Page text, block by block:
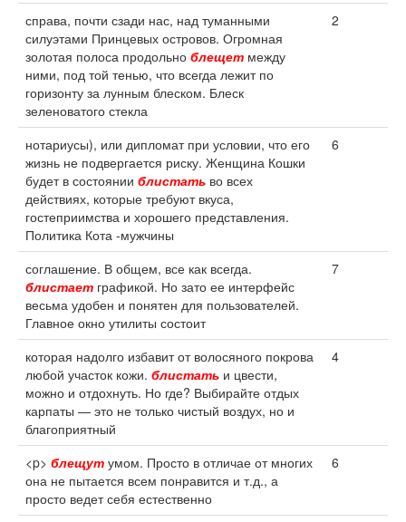
справа, почти сзади нас, над туманными
силуэтами Принцевых островов. Огромная
золотая полоса продольно блещет между
ними, под той тенью, что всегда лежит по
горизонту за лунным блеском. Блеск
зеленоватого стекла
2
нотариусы), или дипломат при условии, что его
жизнь не подвергается риску. Женщина Кошки
будет в состоянии блистать во всех
действиях, которые требуют вкуса,
гостеприимства и хорошего представления.
Политика Кота -мужчины
6
соглашение. В общем, все как всегда.
блистает графикой. Но зато ее интерфейс
весьма удобен и понятен для пользователей.
Главное окно утилиты состоит
7
которая надолго избавит от волосяного покрова
любой участок кожи. блистать и цвести,
можно и отдохнуть. Но где? Выбирайте отдых
карпаты — это не только чистый воздух, но и
благоприятный
4
<p> блещут умом. Просто в отличае от многих
она не пытается всем понравится и т.д., а
просто ведет себя естественно
6